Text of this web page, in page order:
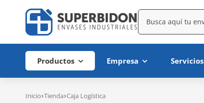
Productos Empresa Servicios
Inicio Tienda Caja Logística